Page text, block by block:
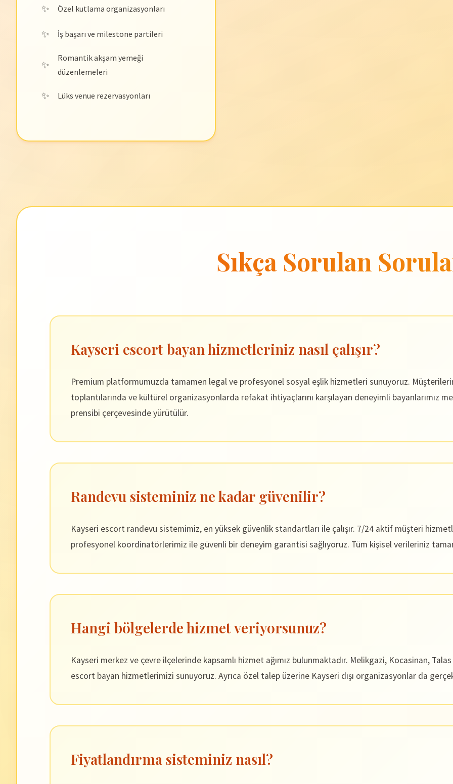
Özel kutlama organizasyonları
İş başarı ve milestone partileri
Romantik akşam yemeği
düzenlemeleri
Lüks venue rezervasyonları
Sıkça Sorulan
Kayseri escort bayan hizmetleriniz nasıl çalışır?
Premium platformumuzda tamamen legal ve profesyonel sosyal eşlik hizmetleri sunuyoruz.
toplantılarında ve kültürel organizasyonlarda refakat ihtiyaçlarını karşılayan deneyimli bayanlarımız
prensibi çerçevesinde yürütülür.
Randevu sisteminiz ne kadar güvenilir?
Kayseri escort randevu sistemimiz, en yüksek güvenlik standartları ile çalışır. 7/24 aktif müşteri
profesyonel koordinatörlerimiz ile güvenli bir deneyim garantisi sağlıyoruz. Tüm kişisel verileriniz
Hangi bölgelerde hizmet veriyorsunuz?
Kayseri merkez ve çevre ilçelerinde kapsamlı hizmet ağımız bulunmaktadır. Melikgazi, Kocasinan,
escort bayan hizmetlerimizi sunuyoruz. Ayrıca özel talep üzerine Kayseri dışı organizasyonlar da
Fiyatlandırma sisteminiz nasıl?